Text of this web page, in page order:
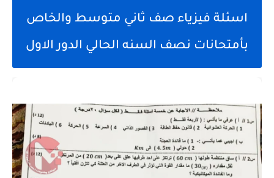
اسئلة فيزياء صف ثاني متوسط والخاص
بأمتحانات نصف السنه الحالي الدور الاول